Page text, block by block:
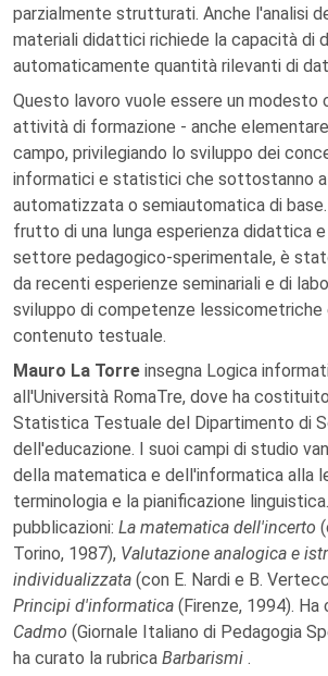
parzialmente strutturati. Anche l'analisi
materiali didattici richiede la capacità di
automaticamente quantità rilevanti di
Questo lavoro vuole essere un modesto
attività di formazione - anche
campo, privilegiando lo sviluppo dei
informatici e statistici che sottostanno
automatizzata o semiautomatica di
frutto di una lunga esperienza didattica
settore pedagogico-sperimentale, è
da recenti esperienze seminariali e di
sviluppo di competenze lessicometriche
contenuto testuale.
Mauro La Torre insegna Logica
all'Università RomaTre, dove ha
Statistica Testuale del Dipartimento di
dell'educazione. I suoi campi di studio
della matematica e dell'informatica alla
terminologia e la pianificazione
pubblicazioni: La matematica dell'incerto
Torino, 1987), Valutazione analogica e
individualizzata (con E. Nardi e B.
Principi d'informatica (Firenze, 1994).
Cadmo (Giornale Italiano di Pedagogia
ha curato la rubrica Barbarismi .